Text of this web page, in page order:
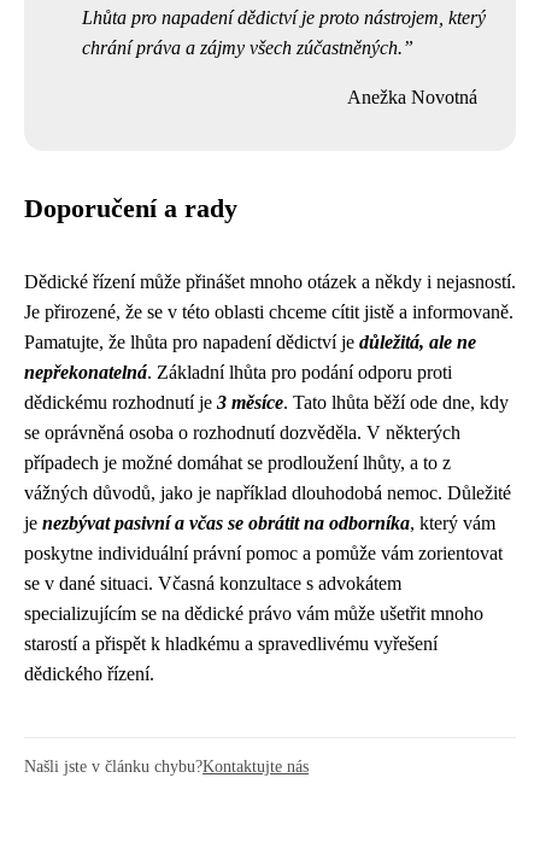
Lhůta pro napadení dědictví je proto nástrojem, který
chrání práva a zájmy všech zúčastněných.
Anežka Novotná
Doporučení a rady
Dědické řízení může přinášet mnoho otázek a někdy i nejasností.
Je přirozené, že se v této oblasti chceme cítit jistě a informovaně.
Pamatujte, že lhůta pro napadení dědictví je důležitá, ale ne
nepřekonatelná. Základní lhůta pro podání odporu proti
dědickému rozhodnutí je 3 měsíce. Tato lhůta běží ode dne, kdy
se oprávněná osoba o rozhodnutí dozvěděla. V některých
případech je možné domáhat se prodloužení lhůty, a to z
vážných důvodů, jako je například dlouhodobá nemoc. Důležité
je nezbývat pasivní a včas se obrátit na odborníka, který vám
poskytne individuální právní pomoc a pomůže vám zorientovat
se v dané situaci. Včasná konzultace s advokátem
specializujícím se na dědické právo vám může ušetřit mnoho
starostí a přispět k hladkému a spravedlivému vyřešení
dědického řízení.
Našli jste v článku chybu?Kontaktujte nás